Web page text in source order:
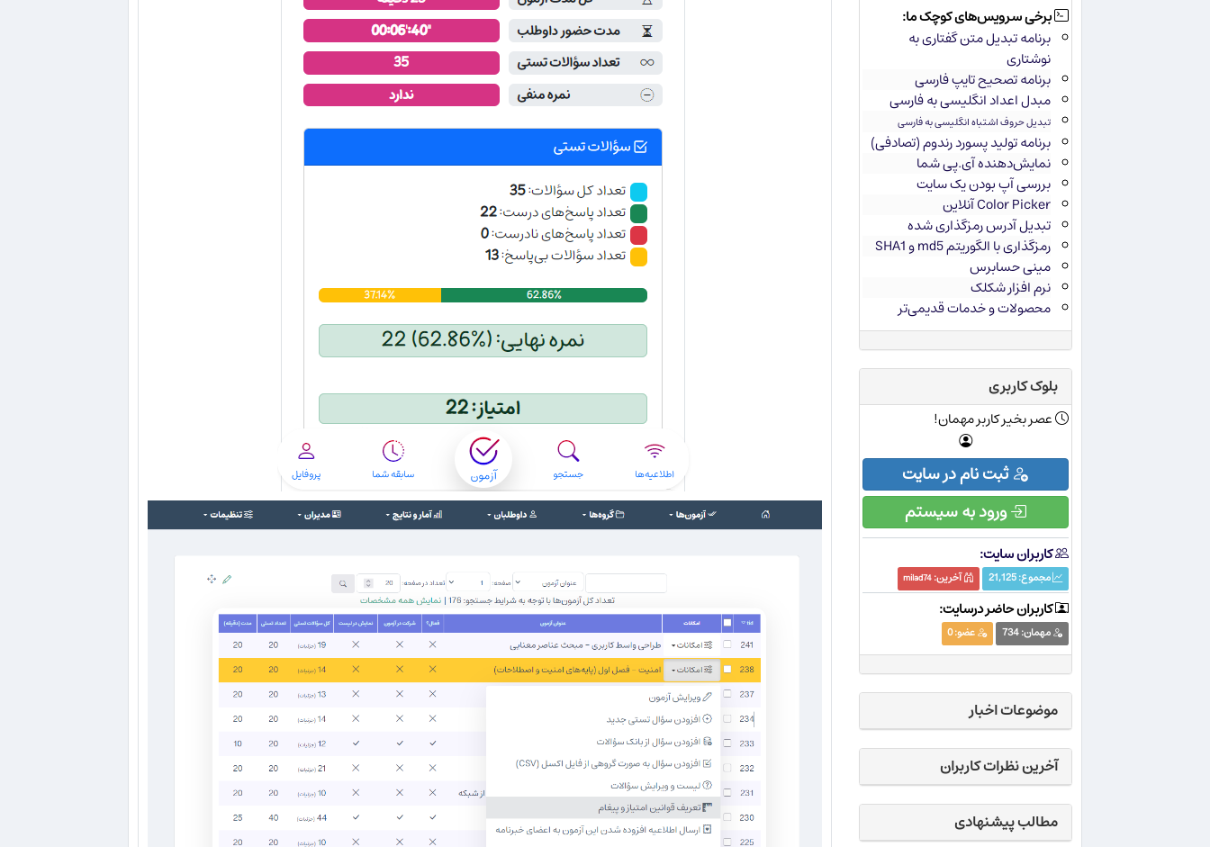
برخی سرویس‌های کوچک ما:
برنامه تبدیل متن گفتاری به
نوشتاری
برنامه تصحیح تایپ فارسی
مبدل اعداد انگلیسی به فارسی
تبدیل حروف اشتباه انگلیسی به فارسی
برنامه تولید پسورد رندوم (تصادفی)
نمایش‌دهنده آی.پی شما
بررسی آپ بودن یک سایت
Color Picker آنلاین
تبدیل آدرس رمزگذاری شده
رمزگذاری با الگوریتم md5 و SHA1
مینی حسابرس
نرم افزار شکلک
محصولات و خدمات قدیمی‌تر
بلوک کاربری
عصر بخیر کاربر مهمان!
ثبت نام در سایت
ورود به سیستم
کاربران سایت:
مجموع:21,125 آخرین:milad74
کاربران حاضر درسایت:
مهمان:734 عضو:0
موضوعات اخبار
آخرین نظرات کاربران
مطالب پیشنهادی